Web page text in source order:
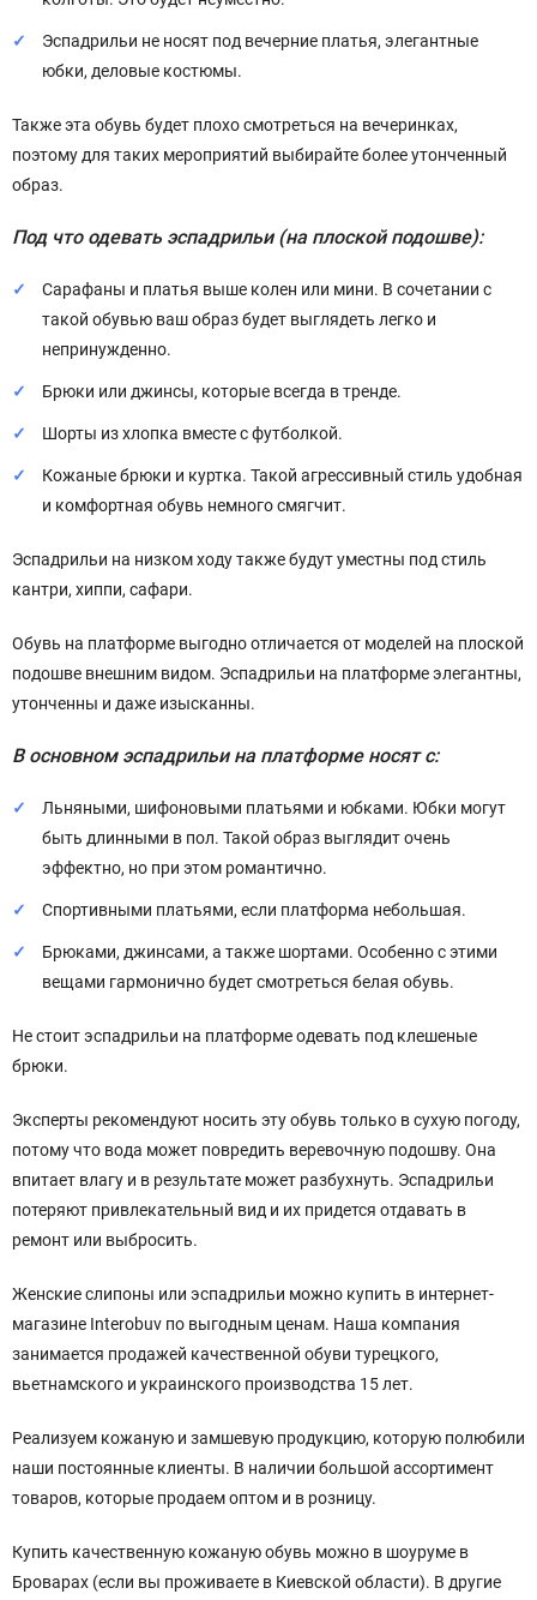
Эспадрильи не носят под вечерние платья, элегантные
юбки, деловые костюмы.
Также эта обувь будет плохо смотреться на вечеринках,
поэтому для таких мероприятий выбирайте более утонченный
образ.
Под что одевать эспадрильи (на плоской подошве):
Сарафаны и платья выше колен или мини. В сочетании с
такой обувью ваш образ будет выглядеть легко и
непринужденно.
Брюки или джинсы, которые всегда в тренде.
Шорты из хлопка вместе с футболкой.
Кожаные брюки и куртка. Такой агрессивный стиль удобная
и комфортная обувь немного смягчит.
Эспадрильи на низком ходу также будут уместны под стиль
кантри, хиппи, сафари.
Обувь на платформе выгодно отличается от моделей на плоской
подошве внешним видом. Эспадрильи на платформе элегантны,
утонченны и даже изысканны.
В основном эспадрильи на платформе носят с:
Льняными, шифоновыми платьями и юбками. Юбки могут
быть длинными в пол. Такой образ выглядит очень
эффектно, но при этом романтично.
Спортивными платьями, если платформа небольшая.
Брюками, джинсами, а также шортами. Особенно с этими
вещами гармонично будет смотреться белая обувь.
Не стоит эспадрильи на платформе одевать под клешеные
брюки.
Эксперты рекомендуют носить эту обувь только в сухую погоду,
потому что вода может повредить веревочную подошву. Она
впитает влагу и в результате может разбухнуть. Эспадрильи
потеряют привлекательный вид и их придется отдавать в
ремонт или выбросить.
Женские слипоны или эспадрильи можно купить в интернет-
магазине Interobuv по выгодным ценам. Наша компания
занимается продажей качественной обуви турецкого,
вьетнамского и украинского производства 15 лет.
Реализуем кожаную и замшевую продукцию, которую полюбили
наши постоянные клиенты. В наличии большой ассортимент
товаров, которые продаем оптом и в розницу.
Купить качественную кожаную обувь можно в шоуруме в
Броварах (если вы проживаете в Киевской области). В другие